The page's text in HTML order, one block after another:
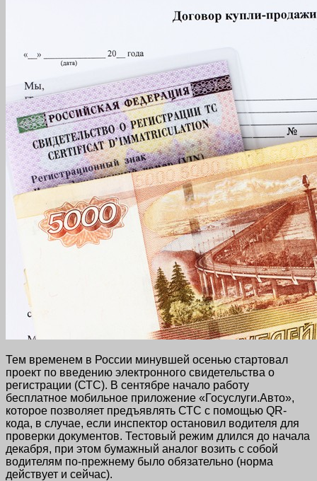
Тем временем в России минувшей осенью стартовал
проект по введению электронного свидетельства о
регистрации (СТС). В сентябре начало работу
бесплатное мобильное приложение «Госуслуги.Авто»,
которое позволяет предъявлять СТС с помощью QR-
кода, в случае, если инспектор остановил водителя для
проверки документов. Тестовый режим длился до начала
декабря, при этом бумажный аналог возить с собой
водителям по-прежнему было обязательно (норма
действует и сейчас).